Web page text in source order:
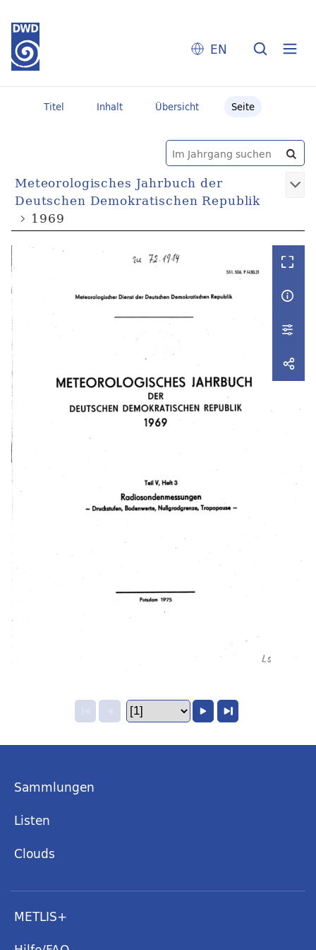
EN
Titel Inhalt Übersicht Seite
Meteorologisches Jahrbuch der
Deutschen Demokratischen Republik
1969
Sammlungen
Listen
Clouds
METLIS+